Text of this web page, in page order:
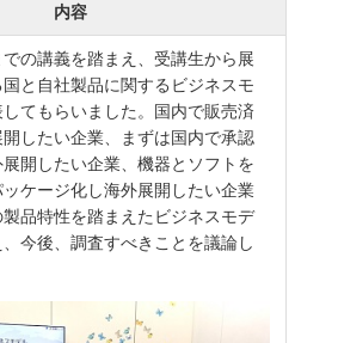
内容
の講義を踏まえ、受講生から展
と自社製品に関するビジネスモ
てもらいました。国内で販売済
したい企業、まずは国内で承認
開したい企業、機器とソフトを
ケージ化し海外展開したい企業
品特性を踏まえたビジネスモデ
今後、調査すべきことを議論し